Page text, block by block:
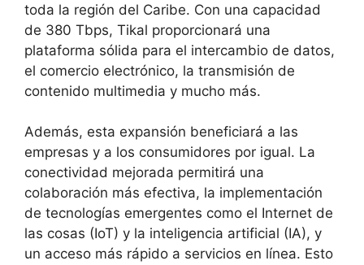
toda la región del Caribe. Con una capacidad
de 380 Tbps, Tikal proporcionará una
plataforma sólida para el intercambio de datos,
el comercio electrónico, la transmisión de
contenido multimedia y mucho más.
Además, esta expansión beneficiará a las
empresas y a los consumidores por igual. La
conectividad mejorada permitirá una
colaboración más efectiva, la implementación
de tecnologías emergentes como el Internet de
las cosas (IoT) y la inteligencia artificial (IA), y
un acceso más rápido a servicios en línea. Esto